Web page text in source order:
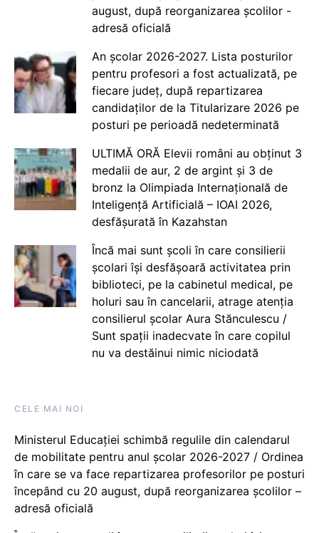
august, după reorganizarea școlilor -
adresă oficială
An școlar 2026-2027. Lista posturilor
pentru profesori a fost actualizată, pe
fiecare județ, după repartizarea
candidaților de la Titularizare 2026 pe
posturi pe perioadă nedeterminată
ULTIMĂ ORĂ Elevii români au obținut 3
medalii de aur, 2 de argint și 3 de
bronz la Olimpiada Internațională de
Inteligență Artificială – IOAI 2026,
desfășurată în Kazahstan
Încă mai sunt școli în care consilierii
școlari își desfășoară activitatea prin
biblioteci, pe la cabinetul medical, pe
holuri sau în cancelarii, atrage atenția
consilierul școlar Aura Stănculescu /
Sunt spații inadecvate în care copilul
nu va destăinui nimic niciodată
CELE MAI NOI
Ministerul Educației schimbă regulile din calendarul
de mobilitate pentru anul școlar 2026-2027 / Ordinea
în care se va face repartizarea profesorilor pe posturi
începând cu 20 august, după reorganizarea școlilor –
adresă oficială